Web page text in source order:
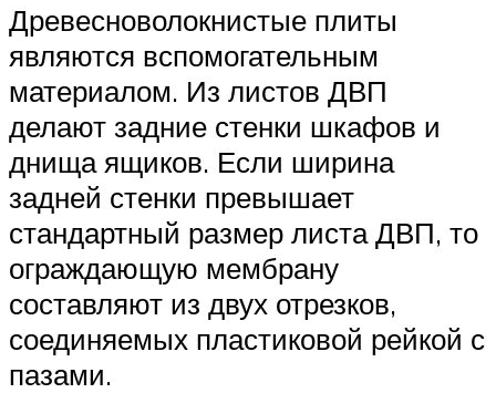
Древесноволокнистые плиты
являются вспомогательным
материалом. Из листов ДВП
делают задние стенки шкафов и
днища ящиков. Если ширина
задней стенки превышает
стандартный размер листа ДВП, то
ограждающую мембрану
составляют из двух отрезков,
соединяемых пластиковой рейкой с
пазами.